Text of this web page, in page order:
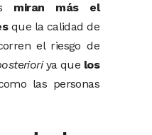
miran más el
que la calidad de
el riesgo de
ya que los
las personas